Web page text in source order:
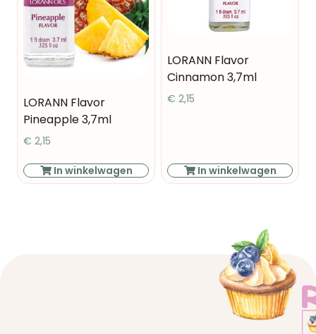
LORANN Flavor
Pineapple 3,7ml
€ 2,15
In winkelwagen
LORANN Flavor
Cinnamon 3,7ml
€ 2,15
In winkelwagen